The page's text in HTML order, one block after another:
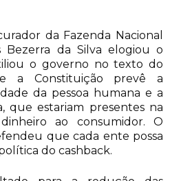
da Fazenda Nacional
Bezerra da Silva elogiou o
o governo no texto do
a Constituição prevê a
da pessoa humana e a
que estariam presentes na
ao consumidor. O
que cada ente possa
do cashback.